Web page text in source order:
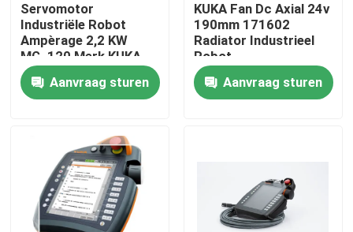
Fabriekstocht
Kwaliteitscontrole
Nieuws
Gevallen
Servomotor
Industriële Robot
Ampèrage 2,2 KW
MG_120 Merk KUKA
Aanvraag sturen
KUKA Fan Dc Axial 24v
190mm 171602
Radiator Industrieel
Robot
Aanvraag sturen